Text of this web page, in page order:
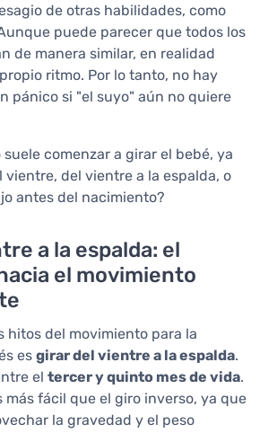
de otras habilidades, como
puede parecer que todos los
de manera similar, en realidad
ritmo. Por lo tanto, no hay
pánico si "el suyo" aún no quiere
comenzar a girar el bebé, ya
vientre, del vientre a la espalda, o
antes del nacimiento?
a la espalda: el
el movimiento
hitos del movimiento para la
es girar del vientre a la espalda.
el tercer y quinto mes de vida.
más fácil que el giro inverso, ya que
la gravedad y el peso